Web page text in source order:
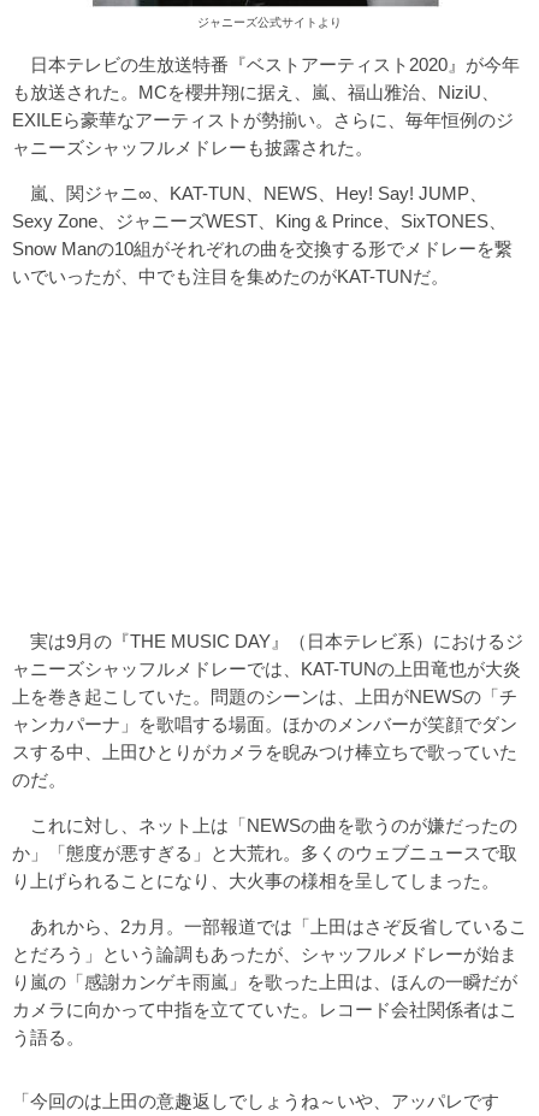
ジャニーズ公式サイトより
日本テレビの生放送特番『ベストアーティスト2020』が今年
も放送された。MCを櫻井翔に据え、嵐、福山雅治、NiziU、
EXILEら豪華なアーティストが勢揃い。さらに、毎年恒例のジ
ャニーズシャッフルメドレーも披露された。
嵐、関ジャニ∞、KAT-TUN、NEWS、Hey! Say! JUMP、
Sexy Zone、ジャニーズWEST、King & Prince、SixTONES、
Snow Manの10組がそれぞれの曲を交換する形でメドレーを繋
いでいったが、中でも注目を集めたのがKAT-TUNだ。
実は9月の『THE MUSIC DAY』（日本テレビ系）におけるジ
ャニーズシャッフルメドレーでは、KAT-TUNの上田竜也が大炎
上を巻き起こしていた。問題のシーンは、上田がNEWSの「チ
ャンカパーナ」を歌唱する場面。ほかのメンバーが笑顔でダン
スする中、上田ひとりがカメラを睨みつけ棒立ちで歌っていた
のだ。
これに対し、ネット上は「NEWSの曲を歌うのが嫌だったの
か」「態度が悪すぎる」と大荒れ。多くのウェブニュースで取
り上げられることになり、大火事の様相を呈してしまった。
あれから、2カ月。一部報道では「上田はさぞ反省しているこ
とだろう」という論調もあったが、シャッフルメドレーが始ま
り嵐の「感謝カンゲキ雨嵐」を歌った上田は、ほんの一瞬だが
カメラに向かって中指を立てていた。レコード会社関係者はこ
う語る。
「今回のは上田の意趣返しでしょうね～いや、アッパレです